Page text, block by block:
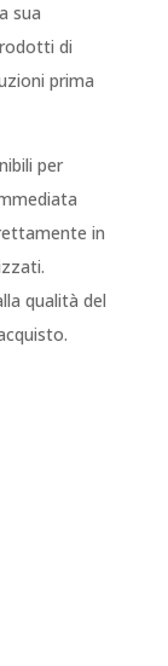
sua
di
prima
per
in
qualità del